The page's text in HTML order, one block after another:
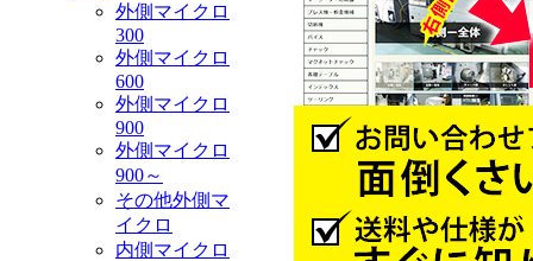
外側マイクロ
300
外側マイクロ
600
外側マイクロ
900
外側マイクロ
900～
その他外側マ
イクロ
内側マイクロ